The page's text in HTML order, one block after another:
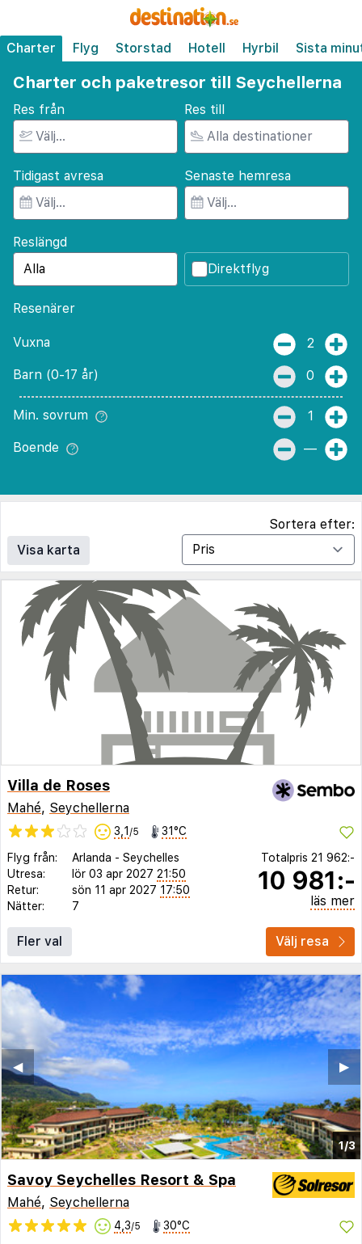
Charter Flyg Storstad Hotell Hyrbil Sista
Charter och paketresor till Seychellerna
Res från Res till
Tidigast avresa Senaste hemresa
Reslängd
Direktflyg
Resenärer
Vuxna 2
Barn (0-17 år) 0
Min. sovrum 1
Boende —
Visa karta
Sortera efter:
Villa de Roses
Mahé, Seychellerna
3,1 /5 31°C
Flyg från: Arlanda - Seychelles
Utresa:
lör 03 apr 2027 21:50
Retur:
sön 11 apr 2027 17:50
Nätter:
7
Totalpris 21 962:-
10 981:-
läs mer
Fler val Välj resa
1/3
▶︎
◀︎
Savoy Seychelles Resort & Spa
Mahé, Seychellerna
4,3/5 30°C